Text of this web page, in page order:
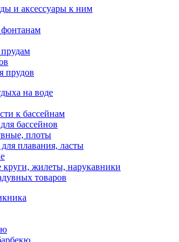
и аксессуары к ним
прудов
на воде
к бассейнам
бассейнов
плоты
плавания, ласты
круги, жилеты, нарукавники
товаров